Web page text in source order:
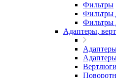
Фильтры
Фильтры
Фильтры
Адаптеры,
Вертлюги